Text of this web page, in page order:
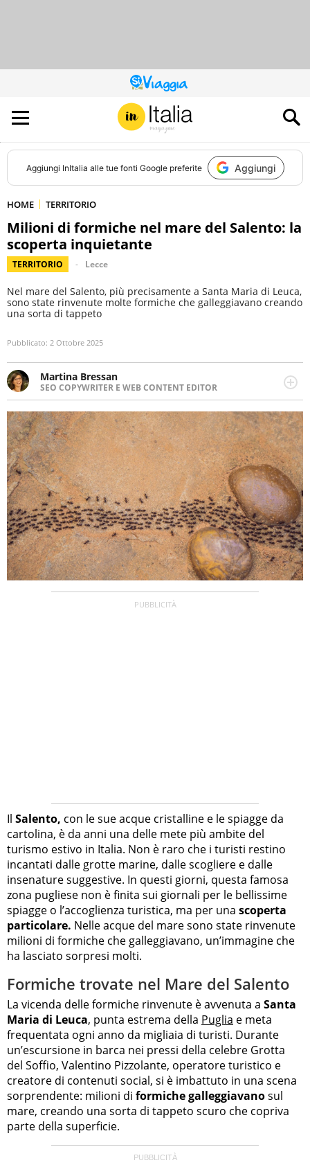
QUESTO
SITO
CONTRIBUISCE
ALL’AUDIENCE
DI
Aggiungi InItalia alle tue fonti Google preferite Aggiungi
HOME TERRITORIO
Milioni di formiche nel mare del Salento: la
scoperta inquietante
TERRITORIO Lecce
Nel mare del Salento, più precisamente a Santa Maria di Leuca,
sono state rinvenute molte formiche che galleggiavano creando
una sorta di tappeto
Pubblicato: 2 Ottobre 2025
Martina Bressan
SEO COPYWRITER E WEB CONTENT EDITOR
Appassionata di viaggi, di trail running e di yoga, ama
scoprire nuovi posti e nuove culture. Curiosa,
determinata e intraprendente adora leggere ma
soprattutto scrivere.
Il Salento, con le sue acque cristalline e le spiagge da
cartolina, è da anni una delle mete più ambite del
turismo estivo in Italia. Non è raro che i turisti restino
incantati dalle grotte marine, dalle scogliere e dalle
insenature suggestive. In questi giorni, questa famosa
zona pugliese non è finita sui giornali per le bellissime
spiagge o l’accoglienza turistica, ma per una scoperta
particolare. Nelle acque del mare sono state rinvenute
milioni di formiche che galleggiavano, un’immagine che
ha lasciato sorpresi molti.
Formiche trovate nel Mare del Salento
La vicenda delle formiche rinvenute è avvenuta a Santa
Maria di Leuca, punta estrema della Puglia e meta
frequentata ogni anno da migliaia di turisti. Durante
un’escursione in barca nei pressi della celebre Grotta
del Soffio, Valentino Pizzolante, operatore turistico e
creatore di contenuti social, si è imbattuto in una scena
sorprendente: milioni di formiche galleggiavanosul
mare, creando una sorta di tappeto scuro che copriva
parte della superficie.